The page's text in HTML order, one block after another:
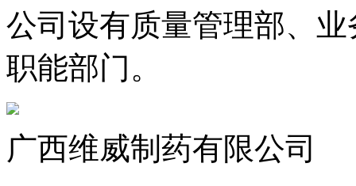
公司设有质量管理部、业
职能部门。
广西维威制药有限公司